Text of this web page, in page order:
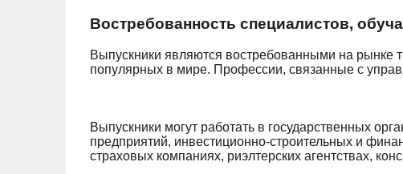
Востребованность специалистов,
Выпускники являются востребованными на рынке
популярных в мире. Профессии, связанные с
Выпускники могут работать в государственных
предприятий, инвестиционно-строительных и
страховых компаниях, риэлтерских агентствах,